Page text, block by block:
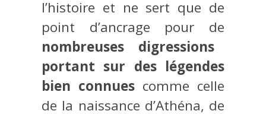
l’histoire et ne sert que de
point d’ancrage pour de
nombreuses digressions
portant sur des légendes
bien connues comme celle
de la naissance d’Athéna, de